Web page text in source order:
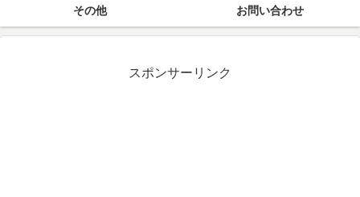
その他 お問い合わせ
スポンサーリンク